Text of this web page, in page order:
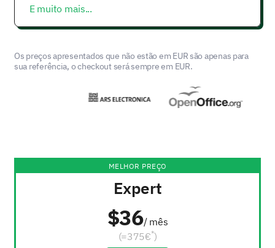
E muito mais...
Os preços apresentados que não estão em EUR são apenas para
sua referência, o checkout será sempre em EUR.
MELHOR PREÇO
Expert
$36/ mês
(=375€ )